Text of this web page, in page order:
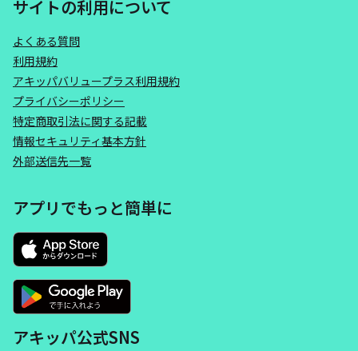
サイトの利用について
よくある質問
利用規約
アキッパバリュープラス利用規約
プライバシーポリシー
特定商取引法に関する記載
情報セキュリティ基本方針
外部送信先一覧
アプリでもっと簡単に
アキッパ公式SNS